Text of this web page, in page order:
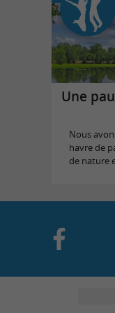
Une
Nous
havre de
de nature